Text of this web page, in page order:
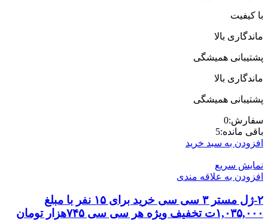
با کیفیت
ماندگاری بالا
پشتیبانی همیشگی
ماندگاری بالا
پشتیبانی همیشگی
سفارش:0
باقی مانده:5
افزودن به سبد خرید
نمایش سریع
افزودن به علاقه مندی
۲-ژل مستر ۳ سی سی خرید برای ۱۵ نفر با مبلغ
۱,۰۳۵,۰۰۰ت تخفیف ویژه هر سی سی ۷۴۵هزار تومان